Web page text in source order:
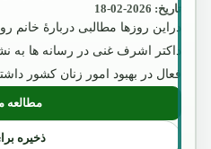
تاریخ: 2026-02-18
دراین روزها مطالبی دربارۀ خانم
داکتر اشرف غنی در رسانه ها به
فعال در بهبود امور زنان کشور
مطالعه:
ذخیره